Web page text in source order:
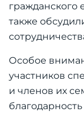
гражданского
также
Особое
участников
и членов их